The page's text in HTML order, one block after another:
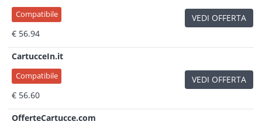
Compatibile
€ 56.94
VEDI OFFERTA
CartucceIn.it
Compatibile
€ 56.60
VEDI OFFERTA
OfferteCartucce.com